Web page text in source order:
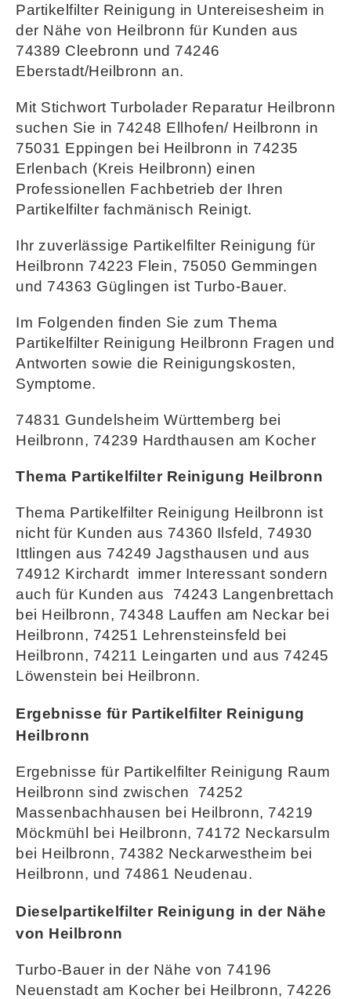
Partikelfilter Reinigung in Untereisesheim in
der Nähe von Heilbronn für Kunden aus
74389 Cleebronn und 74246
Eberstadt/Heilbronn an.
Mit Stichwort Turbolader Reparatur Heilbronn
suchen Sie in 74248 Ellhofen/ Heilbronn in
75031 Eppingen bei Heilbronn in 74235
Erlenbach (Kreis Heilbronn) einen
Professionellen Fachbetrieb der Ihren
Partikelfilter fachmänisch Reinigt.
Ihr zuverlässige Partikelfilter Reinigung für
Heilbronn 74223 Flein, 75050 Gemmingen
und 74363 Güglingen ist Turbo-Bauer.
Im Folgenden finden Sie zum Thema
Partikelfilter Reinigung Heilbronn Fragen und
Antworten sowie die Reinigungskosten,
Symptome.
74831 Gundelsheim Württemberg bei
Heilbronn, 74239 Hardthausen am Kocher
Thema Partikelfilter Reinigung Heilbronn
Thema Partikelfilter Reinigung Heilbronn ist
nicht für Kunden aus 74360 Ilsfeld, 74930
Ittlingen aus 74249 Jagsthausen und aus
74912 Kirchardt immer Interessant sondern
auch für Kunden aus 74243 Langenbrettach
bei Heilbronn, 74348 Lauffen am Neckar bei
Heilbronn, 74251 Lehrensteinsfeld bei
Heilbronn, 74211 Leingarten und aus 74245
Löwenstein bei Heilbronn.
Ergebnisse für Partikelfilter Reinigung
Heilbronn
Ergebnisse für Partikelfilter Reinigung Raum
Heilbronn sind zwischen 74252
Massenbachhausen bei Heilbronn, 74219
Möckmühl bei Heilbronn, 74172 Neckarsulm
bei Heilbronn, 74382 Neckarwestheim bei
Heilbronn, und 74861 Neudenau.
Dieselpartikelfilter Reinigung in der Nähe
von Heilbronn
Turbo-Bauer in der Nähe von 74196
Neuenstadt am Kocher bei Heilbronn, 74226